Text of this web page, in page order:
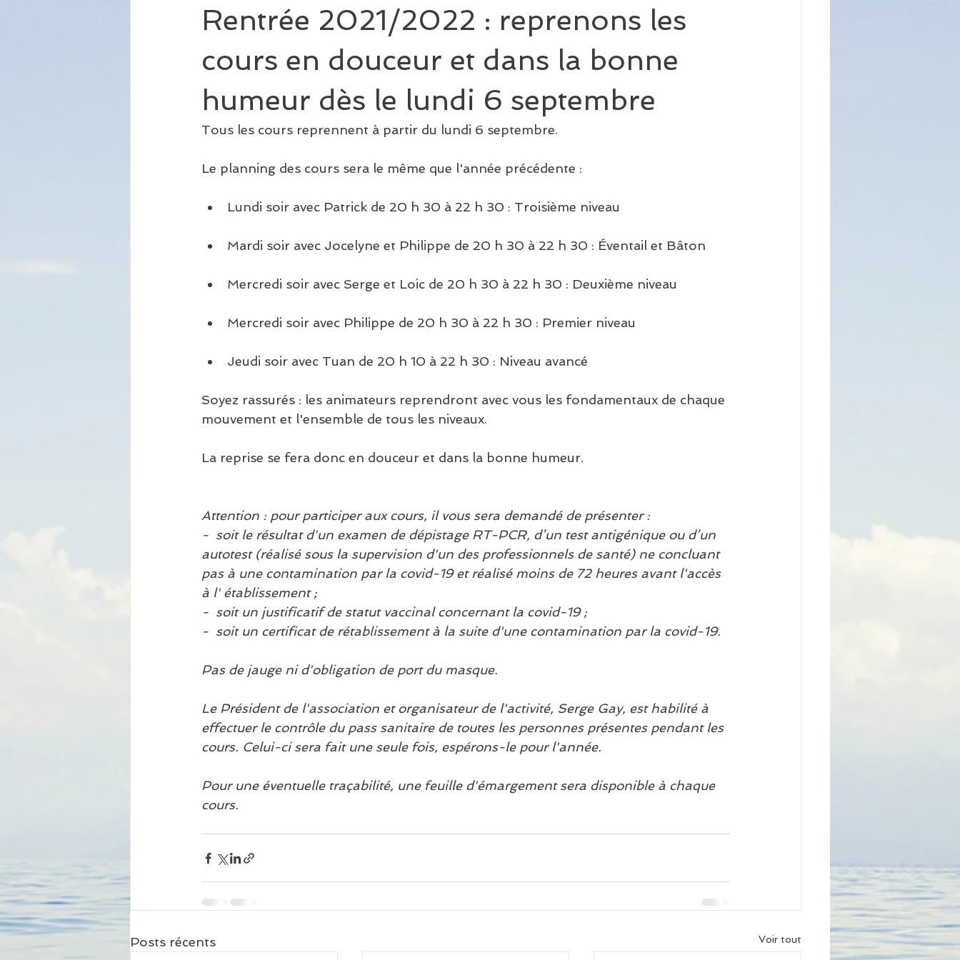
Rentrée 2021/2022 : reprenons les
cours en douceur et dans la bonne
humeur dès le lundi 6 septembre
Tous les cours reprennent à partir du lundi 6 septembre.
Le planning des cours sera le même que l'année précédente :
Lundi soir avec Patrick de 20 h 30 à 22 h 30 : Troisième niveau
Mardi soir avec Jocelyne et Philippe de 20 h 30 à 22 h 30 : Éventail et Bâton
Mercredi soir avec Serge et Loic de 20 h 30 à 22 h 30 : Deuxième niveau
Mercredi soir avec Philippe de 20 h 30 à 22 h 30 : Premier niveau
Jeudi soir avec Tuan de 20 h 10 à 22 h 30 : Niveau avancé
Soyez rassurés : les animateurs reprendront avec vous les fondamentaux de chaque
mouvement et l'ensemble de tous les niveaux.
La reprise se fera donc en douceur et dans la bonne humeur.
Attention : pour participer aux cours, il vous sera demandé de présenter :
-  soit le résultat d'un examen de dépistage RT-PCR, d’un test antigénique ou d’un
autotest (réalisé sous la supervision d'un des professionnels de santé) ne concluant
pas à une contamination par la covid-19 et réalisé moins de 72 heures avant l'accès
à l' établissement ;
-  soit un justificatif de statut vaccinal concernant la covid-19 ;
-  soit un certificat de rétablissement à la suite d'une contamination par la covid-19.
Pas de jauge ni d'obligation de port du masque.
Le Président de l'association et organisateur de l'activité, Serge Gay, est habilité à
effectuer le contrôle du pass sanitaire de toutes les personnes présentes pendant les
cours. Celui-ci sera fait une seule fois, espérons-le pour l'année.
Pour une éventuelle traçabilité, une feuille d'émargement sera disponible à chaque
cours.
Posts récents Voir tout